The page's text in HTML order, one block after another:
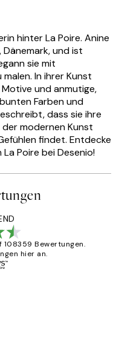
hinter La Poire. Anine
Dänemark, und ist
sie mit
In ihrer Kunst
und anmutige,
Farben und
dass sie ihre
modernen Kunst
findet. Entdecke
Poire bei Desenio!
108359 Bewertungen.
hier an.